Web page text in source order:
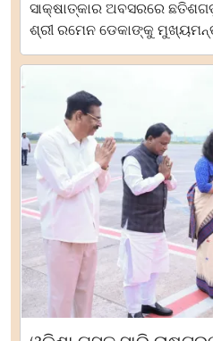
ସାକ୍ଷାତ୍‌କାର ଅବସରରେ
ଶ୍ରୀ ରମେନ ଡେକାଙ୍କୁ